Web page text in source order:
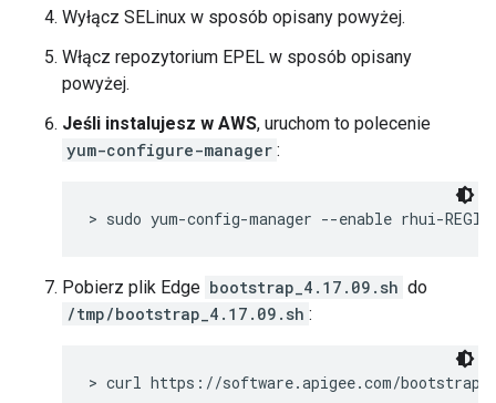
Wyłącz SELinux w sposób opisany powyżej.
Włącz repozytorium EPEL w sposób opisany
powyżej.
Jeśli instalujesz w AWS, uruchom to polecenie
yum-configure-manager :
> sudo yum-config-manager --enable rhui-
Pobierz plik Edge bootstrap_4.17.09.sh do
/tmp/bootstrap_4.17.09.sh :
> curl https://software.apigee.com/